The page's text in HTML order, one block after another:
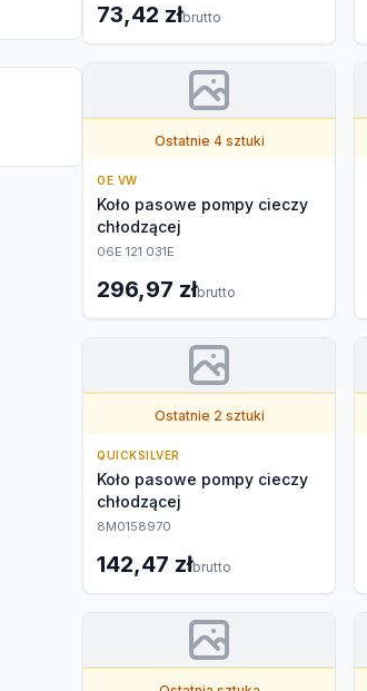
73,42 złbrutto
Ostatnie 4 sztuki
OE VW
Koło pasowe pompy cieczy
chłodzącej
06E 121 031E
296,97 złbrutto
Ostatnie 2 sztuki
QUICKSILVER
Koło pasowe pompy cieczy
chłodzącej
8M0158970
142,47 złbrutto